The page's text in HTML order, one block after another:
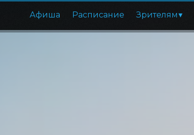
Афиша Расписание Зрителям